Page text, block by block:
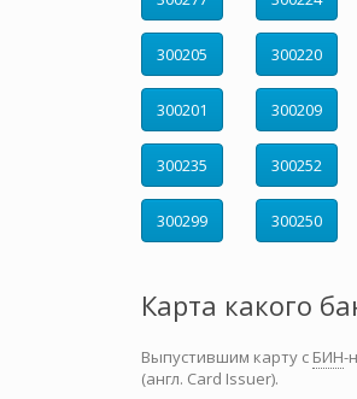
300205 300220
300201 300209
300235 300252
300299 300250
Карта какого
Выпустившим карту с БИН-
(англ. Card Issuer).